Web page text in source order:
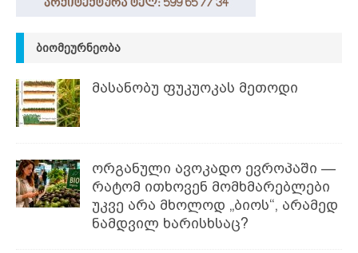
ᲑᲘᲝᲛᲔᲣᲠᲜᲔᲝᲑᲐ
მასანობუ ფუკუოკას მეთოდი
ორგანული ავოკადო ევროპაში —
რატომ ითხოვენ მომხმარებლები
უკვე არა მხოლოდ „ბიოს“, არამედ
ნამდვილ ხარისხსაც?